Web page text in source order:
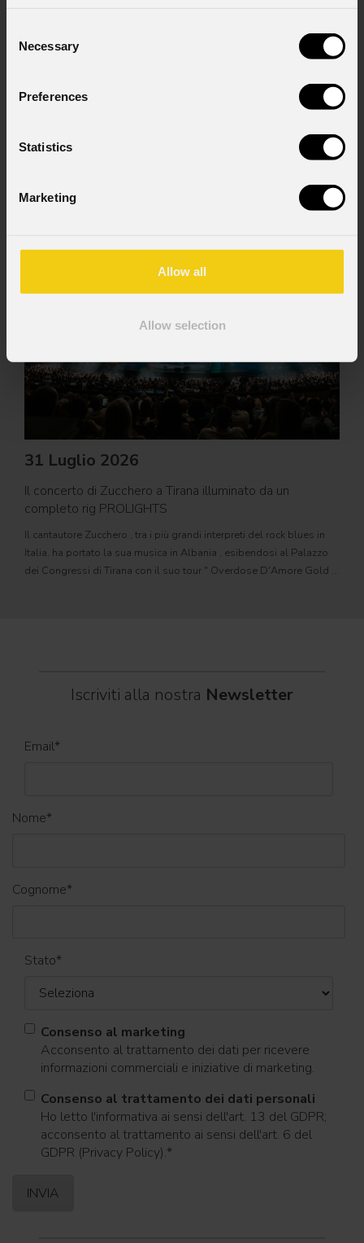
Selection
Necessary
Preferences
Statistics
Marketing
Allow all
Allow selection
dell'art. 6 del GDPR (Privacy Policy).
31 Luglio 2026
Il concerto di Zucchero a Tirana illuminato da un
completo rig PROLIGHTS
Il cantautore Zucchero , tra i più grandi interpreti del rock blues in
Italia, ha portato la sua musica in Albania , esibendosi al Palazzo
dei Congressi di Tirana con il suo tour " Overdose D'Amore Gold -
Iscriviti alla nostra Newsletter
Email*
Nome*
Cognome*
Stato*
Consenso al marketing
Acconsento al trattamento dei dati per ricevere
informazioni commerciali e iniziative di marketing.
Consenso al trattamento dei dati personali
Ho letto l'informativa ai sensi dell'art. 13 del GDPR;
acconsento al trattamento ai sensi dell'art. 6 del
GDPR (Privacy Policy).*